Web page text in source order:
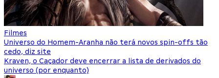
Filmes
Universo do Homem-Aranha não terá novos spin-offs tão
cedo, diz site
Kraven, o Caçador deve encerrar a lista de derivados do
universo (por enquanto)